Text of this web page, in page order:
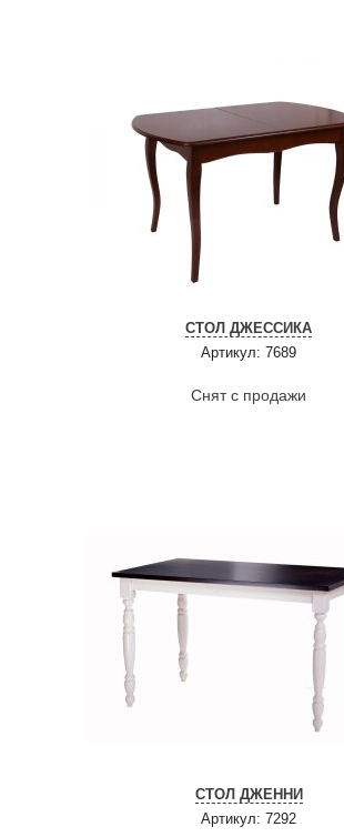
СТОЛ ДЖЕССИКА
Артикул: 7689
Снят с продажи
СТОЛ ДЖЕННИ
Артикул: 7292